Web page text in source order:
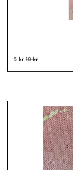
5 kr 10 kr